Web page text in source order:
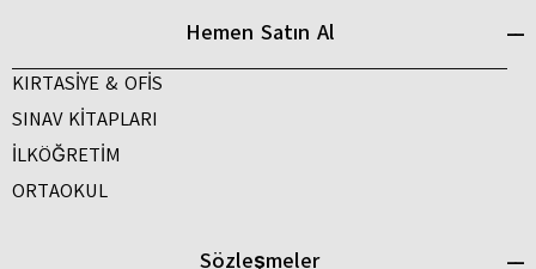
Hemen Satın Al
KIRTASİYE & OFİS
SINAV KİTAPLARI
İLKÖĞRETİM
ORTAOKUL
Sözleşmeler